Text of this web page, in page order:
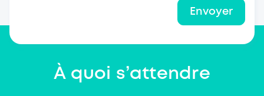
Envoyer
À quoi s’attendre